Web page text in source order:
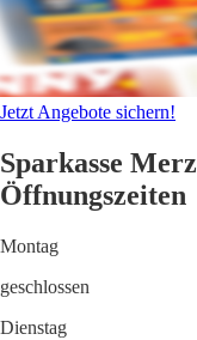
Jetzt Angebote sichern!
Sparkasse
Öffnungszeiten
Montag
geschlossen
Dienstag